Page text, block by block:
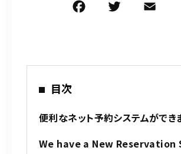
e
o
k
te l
目次
便利なネット予約システムができ
We have a New Reservation